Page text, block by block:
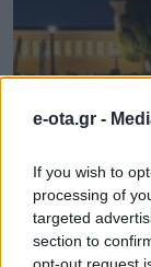
e-ota.gr -
If you wish to
processing of
targeted
section to
Attica Roots
χιλιάδες
της Αττικής